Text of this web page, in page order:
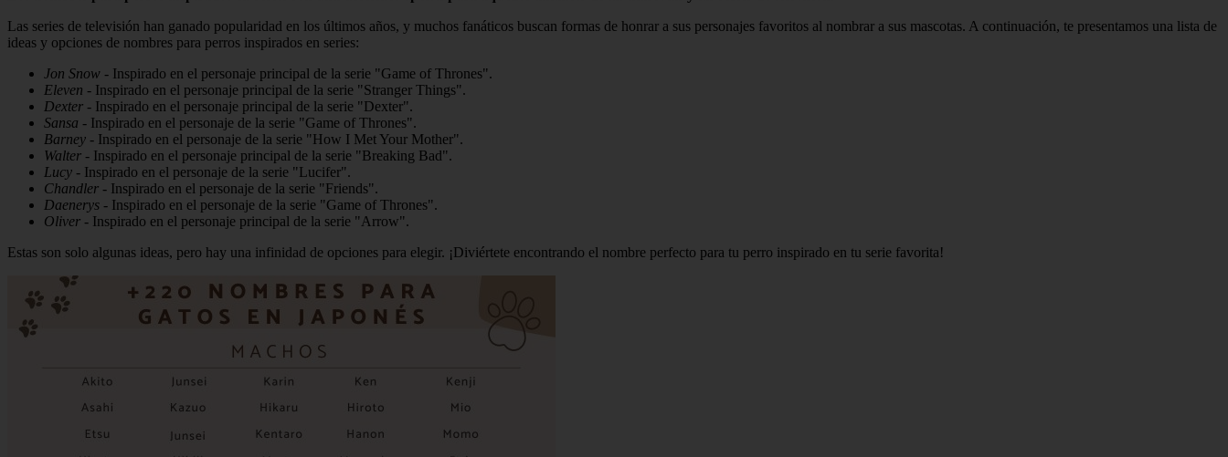
Las series de televisión han ganado popularidad en los últimos años, y muchos fanáticos buscan formas de honrar a sus personajes favoritos al nombrar a sus mascotas. A continuación, te presentamos una lista de
ideas y opciones de nombres para perros inspirados en series:
Jon Snow - Inspirado en el personaje principal de la serie "Game of Thrones".
Eleven - Inspirado en el personaje principal de la serie "Stranger Things".
Dexter - Inspirado en el personaje principal de la serie "Dexter".
Sansa - Inspirado en el personaje de la serie "Game of Thrones".
Barney - Inspirado en el personaje de la serie "How I Met Your Mother".
Walter - Inspirado en el personaje principal de la serie "Breaking Bad".
Lucy - Inspirado en el personaje de la serie "Lucifer".
Chandler - Inspirado en el personaje de la serie "Friends".
Daenerys - Inspirado en el personaje de la serie "Game of Thrones".
Oliver - Inspirado en el personaje principal de la serie "Arrow".
Estas son solo algunas ideas, pero hay una infinidad de opciones para elegir. ¡Diviértete encontrando el nombre perfecto para tu perro inspirado en tu serie favorita!